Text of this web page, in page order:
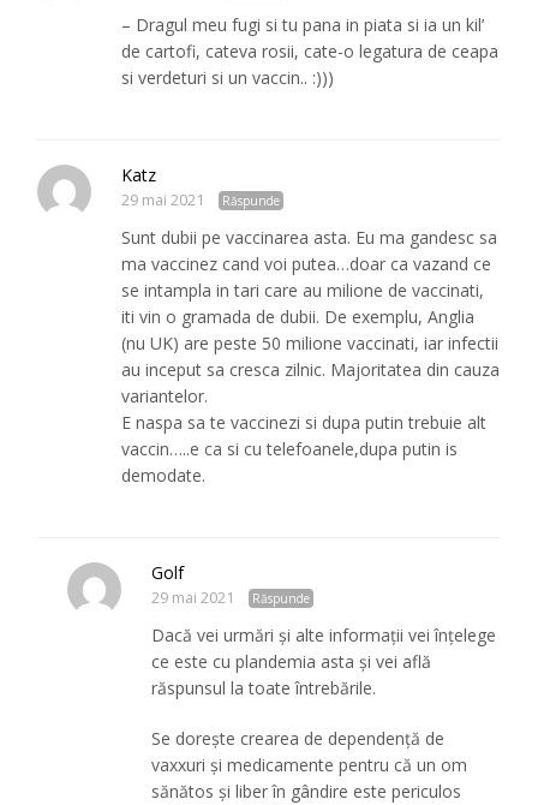
– Dragul meu fugi si tu pana in piata si ia un kil’
de cartofi, cateva rosii, cate-o legatura de ceapa
si verdeturi si un vaccin.. :)))
Katz
29 mai 2021 Răspunde
Sunt dubii pe vaccinarea asta. Eu ma gandesc sa
ma vaccinez cand voi putea…doar ca vazand ce
se intampla in tari care au milione de vaccinati,
iti vin o gramada de dubii. De exemplu, Anglia
(nu UK) are peste 50 milione vaccinati, iar infectii
au inceput sa cresca zilnic. Majoritatea din cauza
variantelor.
E naspa sa te vaccinezi si dupa putin trebuie alt
vaccin…..e ca si cu telefoanele,dupa putin is
demodate.
Golf
29 mai 2021 Răspunde
Dacă vei urmări și alte informații vei înțelege
ce este cu plandemia asta și vei află
răspunsul la toate întrebările.
Se dorește crearea de dependență de
vaxxuri și medicamente pentru că un om
sănătos și liber în gândire este periculos